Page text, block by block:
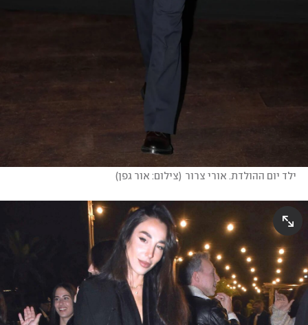
ילד יום ההולדת. אורי צרור (צילום: אור גפן)